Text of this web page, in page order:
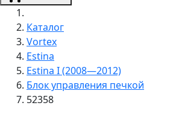
Каталог
Vortex
Estina
Estina I (2008—2012)
Блок управления печкой
52358